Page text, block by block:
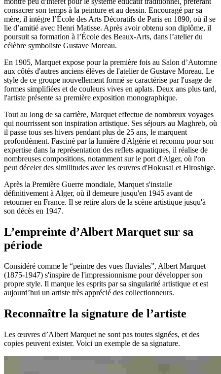
consacrer son temps à la peinture et au dessin. Encouragé par sa
mère, il intègre l’École des Arts Décoratifs de Paris en 1890, où il se
lie d’amitié avec Henri Matisse. Après avoir obtenu son diplôme, il
poursuit sa formation à l’École des Beaux-Arts, dans l’atelier du
célèbre symboliste Gustave Moreau.
En 1905, Marquet expose pour la première fois au Salon d’Automne
aux côtés d'autres anciens élèves de l'atelier de Gustave Moreau. Le
style de ce groupe nouvellement formé se caractérise par l'usage de
formes simplifiées et de couleurs vives en aplats. Deux ans plus tard,
l'artiste présente sa première exposition monographique.
Tout au long de sa carrière, Marquet effectue de nombreux voyages
qui nourrissent son inspiration artistique. Ses séjours au Maghreb, où
il passe tous ses hivers pendant plus de 25 ans, le marquent
profondément. Fasciné par la lumière d'Algérie et reconnu pour son
expertise dans la représentation des reflets aquatiques, il réalise de
nombreuses compositions, notamment sur le port d'Alger, où l'on
peut déceler des similitudes avec les œuvres d'Hokusai et Hiroshige.
Après la Première Guerre mondiale, Marquet s'installe
définitivement à Alger, où il demeure jusqu'en 1945 avant de
retourner en France. Il se retire alors de la scène artistique jusqu'à
son décès en 1947.
L’empreinte d’Albert Marquet sur sa
période
Considéré comme le “peintre des vues fluviales”, Albert Marquet
(1875-1947) s'inspire de l'impressionnisme pour développer son
propre style. Il marque les esprits par sa singularité artistique et est
aujourd’hui un artiste très apprécié des collectionneurs.
Reconnaître la signature de l’artiste
Les œuvres d’Albert Marquet ne sont pas toutes signées, et des
copies peuvent exister. Voici un exemple de sa signature.